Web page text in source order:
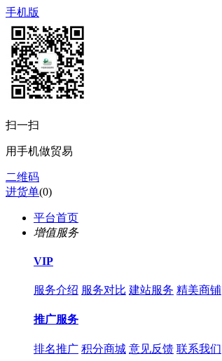
手机版
扫一扫
用手机做贸易
二维码
进货单(0)
平台首页
增值服务
VIP
服务介绍 服务对比 建站服务 精美商铺
推广服务
排名推广 积分商城 意见反馈 联系我们